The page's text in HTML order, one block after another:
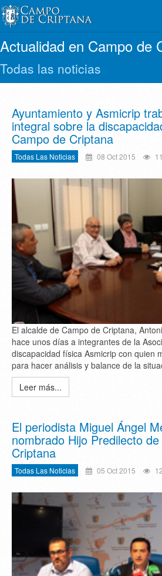
Actualidad en Campo de
Todas las noticias
Ayuntamiento y Asmicrip
integral sobre la
Campo de Criptana
Todas Las Noticias 08 Oct 2015
El alcalde de Campo de Criptana,
hace unos días a integrantes de la
discapacidad física Asmicrip con quien
para hacer análisis y balance de la
Leer más...
El periodista Miguel Ángel
nombrado Hijo Predilecto
Criptana
Todas Las Noticias 05 Oct 2015